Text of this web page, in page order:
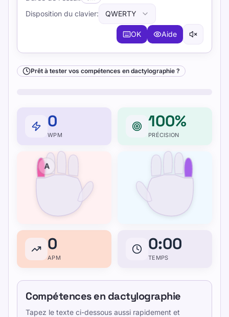
Disposition du clavier: QWERTY
OK Aide
Prêt à tester vos compétences en dactylographie ?
0
WPM
100%
PRÉCISION
A
0
APM
0:00
TEMPS
Compétences en dactylographie
Tapez le texte ci-dessous aussi rapidement et